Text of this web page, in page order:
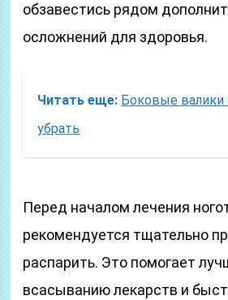
обзавестись рядом
осложнений для здоровья.
Читать еще: Боковые валики
убрать
Перед началом лечения
рекомендуется тщательно
распарить. Это помогает
всасыванию лекарств и